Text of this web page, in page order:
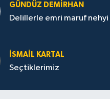
GÜNDÜZ DEMIRHAN
Delillerle emri maruf
İSMAIL KARTAL
Seçtiklerimiz